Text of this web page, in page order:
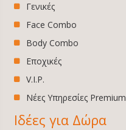
Γενικές
Face Combo
Body Combo
Εποχικές
V.I.P.
Νέες Υπηρεσίες Premium
Ιδέες για Δώρα